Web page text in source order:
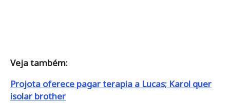
Veja também:
Projota oferece pagar terapia a Lucas; Karol quer
isolar brother